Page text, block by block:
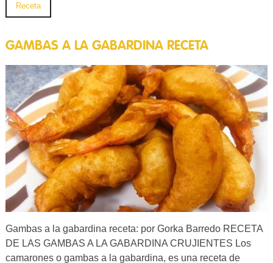
Receta
GAMBAS A LA GABARDINA RECETA
Gambas a la gabardina receta: por Gorka Barredo RECETA
DE LAS GAMBAS A LA GABARDINA CRUJIENTES Los
camarones o gambas a la gabardina, es una receta de